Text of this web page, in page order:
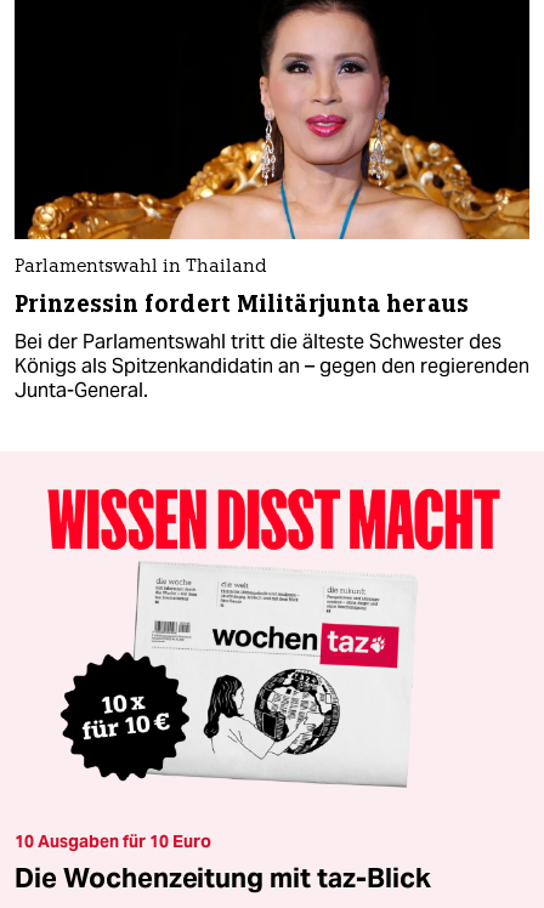
Parlamentswahl in Thailand
Prinzessin fordert Militärjunta heraus
Bei der Parlamentswahl tritt die älteste Schwester des
Königs als Spitzenkandidatin an – gegen den regierenden
Junta-General.
10 Ausgaben für 10 Euro
Die Wochenzeitung mit taz-Blick